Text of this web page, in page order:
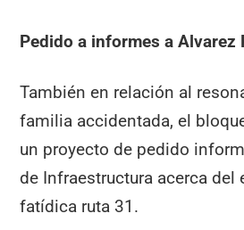
Pedido a informes a Alvarez
También en relación al
familia accidentada, el
un proyecto de pedido
de Infraestructura acerca del
fatídica ruta 31.